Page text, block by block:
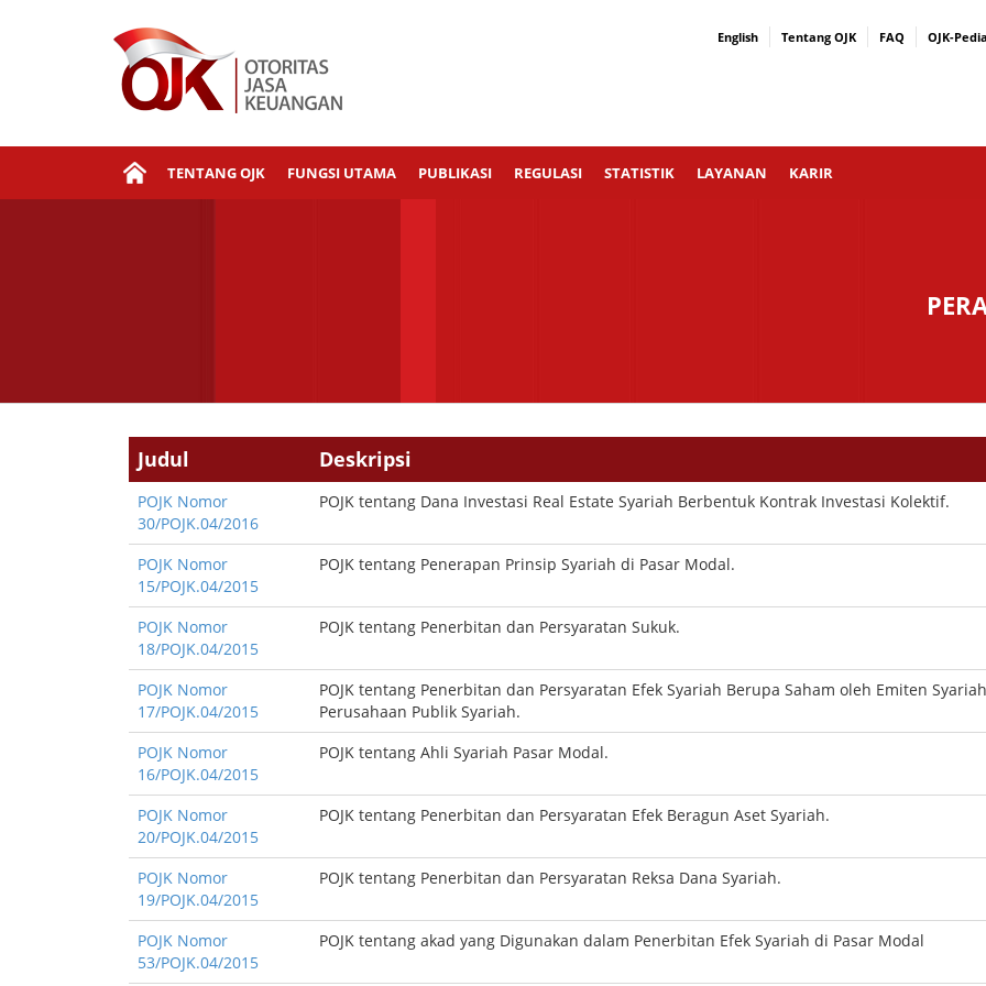
English Tentang OJK FAQ OJK-
TENTANG OJK FUNGSI UTAMA PUBLIKASI REGULASI STATISTIK LAYANAN KARIR
Judul Deskripsi
POJK Nomor
30/POJK.04/2016
POJK tentang Dana Investasi Real Estate Syariah Berbentuk Kontrak Investasi Kolektif.
POJK Nomor
15/POJK.04/2015
POJK tentang Penerapan Prinsip Syariah di Pasar Modal.
POJK Nomor
18/POJK.04/2015
POJK tentang Penerbitan dan Persyaratan Sukuk.
POJK Nomor
17/POJK.04/2015
POJK tentang Penerbitan dan Persyaratan Efek Syariah Berupa Saham oleh Emiten
Perusahaan Publik Syariah.
POJK Nomor
16/POJK.04/2015
POJK tentang Ahli Syariah Pasar Modal.
POJK Nomor
20/POJK.04/2015
POJK tentang Penerbitan dan Persyaratan Efek Beragun Aset Syariah.
POJK Nomor
19/POJK.04/2015
POJK tentang Penerbitan dan Persyaratan Reksa Dana Syariah.
POJK Nomor
53/POJK.04/2015
POJK tentang akad yang Digunakan dalam Penerbitan Efek Syariah di Pasar Modal